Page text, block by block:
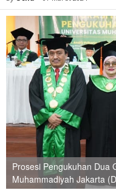
Prosesi Pengukuhan Dua
Muhammadiyah Jakarta